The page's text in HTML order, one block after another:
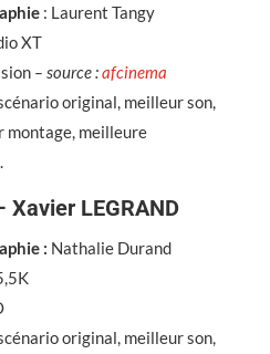
: Laurent Tangy
XT
– source :afcinema
original, meilleur son,
montage, meilleure
Xavier LEGRAND
: Nathalie Durand
original, meilleur son,